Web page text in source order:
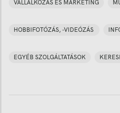
VÁLLALKOZÁS ÉS MARKETING
HOBBIFOTÓZÁS, -VIDEÓZÁS
EGYÉB SZOLGÁLTATÁSOK